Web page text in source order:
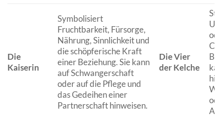
Die
Kaiserin
Symbolisiert
Fruchtbarkeit, Fürsorge,
Nährung, Sinnlichkeit und
die schöpferische Kraft
einer Beziehung. Sie kann
auf Schwangerschaft
oder auf die Pflege und
das Gedeihen einer
Partnerschaft hinweisen.
Die Vier
der Kelche